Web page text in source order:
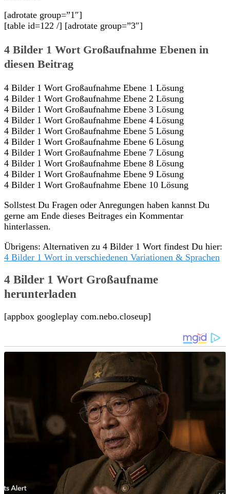
[adrotate group=”1″]
[table id=122 /] [adrotate group=”3″]
4 Bilder 1 Wort Großaufnahme Ebenen in
diesen Beitrag
4 Bilder 1 Wort Großaufnahme Ebene 1 Lösung
4 Bilder 1 Wort Großaufnahme Ebene 2 Lösung
4 Bilder 1 Wort Großaufnahme Ebene 3 Lösung
4 Bilder 1 Wort Großaufnahme Ebene 4 Lösung
4 Bilder 1 Wort Großaufnahme Ebene 5 Lösung
4 Bilder 1 Wort Großaufnahme Ebene 6 Lösung
4 Bilder 1 Wort Großaufnahme Ebene 7 Lösung
4 Bilder 1 Wort Großaufnahme Ebene 8 Lösung
4 Bilder 1 Wort Großaufnahme Ebene 9 Lösung
4 Bilder 1 Wort Großaufnahme Ebene 10 Lösung
Sollstest Du Fragen oder Anregungen haben kannst Du
gerne am Ende dieses Beitrages ein Kommentar
hinterlassen.
Übrigens: Alternativen zu 4 Bilder 1 Wort findest Du hier:
4 Bilder 1 Wort in verschiedenen Variationen & Sprachen
4 Bilder 1 Wort Großaufname
herunterladen
[appbox googleplay com.nebo.closeup]